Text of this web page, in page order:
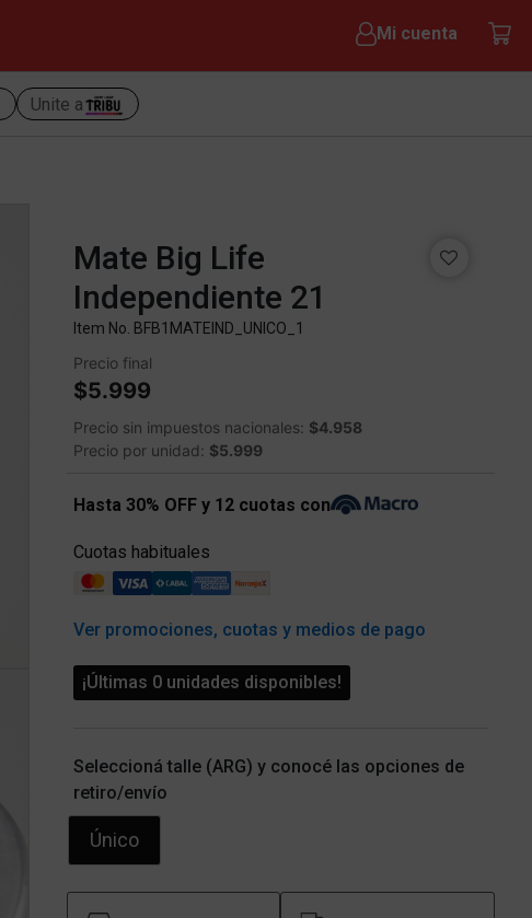
Mi cuenta
Unite a
Mate Big Life
Independiente 21
Item No. BFB1MATEIND_UNICO_1
Precio final
$5.999
Precio sin impuestos nacionales: $4.958
Precio por unidad: $5.999
Hasta 30% OFF y 12 cuotas con
Cuotas habituales
Ver promociones, cuotas y medios de pago
¡Últimas 0 unidades disponibles!
Seleccioná talle (ARG) y conocé las opciones de
retiro/envío
Único